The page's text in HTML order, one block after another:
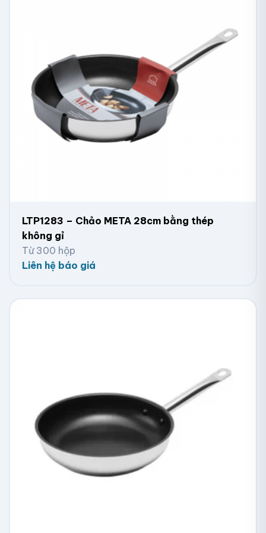
LTP1283 – Chảo META 28cm bằng thép
không gỉ
Từ 300 hộp
Liên hệ báo giá